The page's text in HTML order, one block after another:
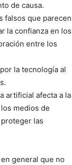
de causa.
falsos que parecen
la confianza en los
entre los
la tecnología al
artificial afecta a la
medios de
las
general que no